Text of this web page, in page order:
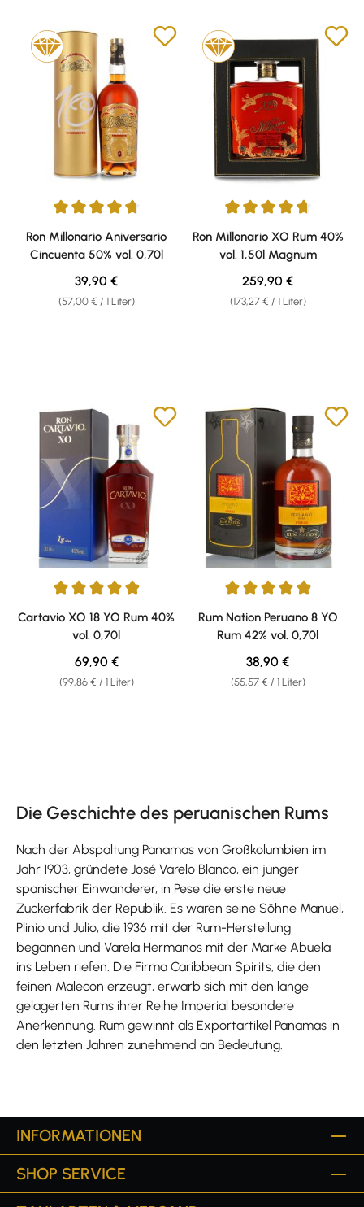
Durchschnittliche Bewertung von 4.86 von 5 Sternen
Ron Millonario Aniversario
Cincuenta 50% vol. 0,70l
(57,00 € / 1 Liter)
Regulärer Preis:
39,90 €
Durchschnittliche Bewertung
Ron Millonario XO Rum 40%
vol. 1,50l Magnum
(173,27 € / 1 Liter)
Regulärer Preis:
259,90 €
Durchschnittliche Bewertung von 4.92 von 5 Sternen
Cartavio XO 18 YO Rum 40%
vol. 0,70l
(99,86 € / 1 Liter)
Regulärer Preis:
69,90 €
Durchschnittliche Bewertung
Rum Nation Peruano 8 YO
Rum 42% vol. 0,70l
(55,57 € / 1 Liter)
Regulärer Preis:
38,90 €
Die Geschichte des peruanischen Rums
Nach der Abspaltung Panamas von Großkolumbien im
Jahr 1903, gründete José Varelo Blanco, ein junger
spanischer Einwanderer, in Pese die erste neue
Zuckerfabrik der Republik. Es waren seine Söhne Manuel,
Plinio und Julio, die 1936 mit der Rum-Herstellung
begannen und Varela Hermanos mit der Marke Abuela
ins Leben riefen. Die Firma Caribbean Spirits, die den
feinen Malecon erzeugt, erwarb sich mit den lange
gelagerten Rums ihrer Reihe Imperial besondere
Anerkennung. Rum gewinnt als Exportartikel Panamas in
den letzten Jahren zunehmend an Bedeutung.
INFORMATIONEN
SHOP SERVICE